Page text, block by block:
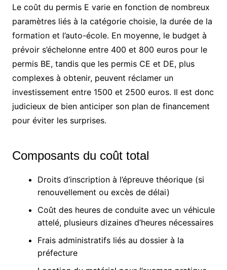
Le coût du permis E varie en fonction de nombreux
paramètres liés à la catégorie choisie, la durée de la
formation et l’auto-école. En moyenne, le budget à
prévoir s’échelonne entre 400 et 800 euros pour le
permis BE, tandis que les permis CE et DE, plus
complexes à obtenir, peuvent réclamer un
investissement entre 1500 et 2500 euros. Il est donc
judicieux de bien anticiper son plan de financement
pour éviter les surprises.
Composants du coût total
Droits d’inscription à l’épreuve théorique (si
renouvellement ou excès de délai)
Coût des heures de conduite avec un véhicule
attelé, plusieurs dizaines d’heures nécessaires
Frais administratifs liés au dossier à la
préfecture